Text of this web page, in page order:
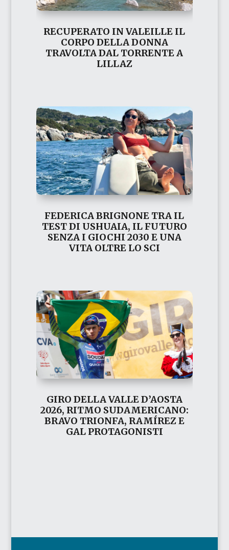
RECUPERATO IN VALEILLE IL
CORPO DELLA DONNA
TRAVOLTA DAL TORRENTE A
LILLAZ
FEDERICA BRIGNONE TRA IL
TEST DI USHUAIA, IL FUTURO
SENZA I GIOCHI 2030 E UNA
VITA OLTRE LO SCI
GIRO DELLA VALLE D’AOSTA
2026, RITMO SUDAMERICANO:
BRAVO TRIONFA, RAMÍREZ E
GAL PROTAGONISTI